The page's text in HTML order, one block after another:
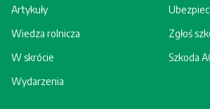
Artykuły
Wiedza rolnicza
W skrócie
Wydarzenia
Zgłoś
Szkoda